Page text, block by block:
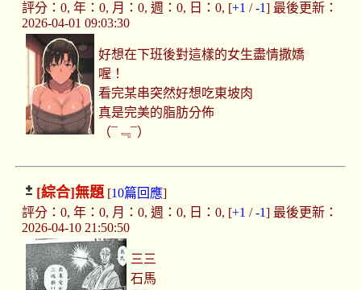
評分：0, 年：0, 月：0, 週：0, 日：0, [+1 /-1] 最後更新：
2026-04-01 09:03:30
好想在下班後對這樣的女生盡情撒嬌
喔！
看完某串突然好想吃東坡肉
真是完美的脂肪分佈
（¯﹃¯）
[綜合]無題[10篇回應]
評分：0, 年：0, 月：0, 週：0, 日：0, [+1 /-1] 最後更新：
2026-04-10 21:50:50
三三
石馬